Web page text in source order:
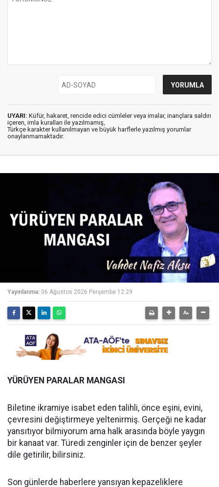
UYARI: Küfür, hakaret, rencide edici cümleler veya imalar, inançlara saldırı
içeren, imla kuralları ile yazılmamış,
Türkçe karakter kullanılmayan ve büyük harflerle yazılmış yorumlar
onaylanmamaktadır.
Yayınlanma: 06 Ağustos 2026 Perşembe 12:29
YÜRÜYEN PARALAR MANGASI
Biletine ikramiye isabet eden talihli, önce eşini, evini,
çevresini değiştirmeye yeltenirmiş. Gerçeği ne kadar
yansıtıyor bilmiyorum ama halk arasında böyle yaygın
bir kanaat var. Türedi zenginler için de benzer şeyler
dile getirilir, bilirsiniz.
Son günlerde haberlere yansıyan kepazeliklere